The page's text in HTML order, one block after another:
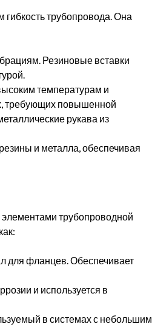
трубопровода. Она
Резиновые вставки
температурам и
требующих повышенной
рукава из
и металла, обеспечивая
трубопроводной
для фланцев. Обеспечивает
и используется в
в системах с небольшим